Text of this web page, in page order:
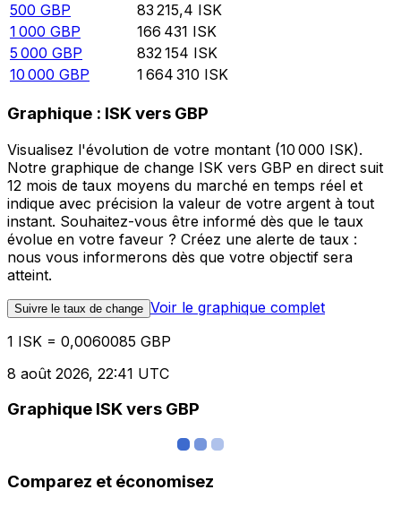
500 GBP 83 215,4 ISK
1 000 GBP 166 431 ISK
5 000 GBP 832 154 ISK
10 000 GBP 1 664 310 ISK
Graphique : ISK vers GBP
Visualisez l'évolution de votre montant (10 000 ISK).
Notre graphique de change ISK vers GBP en direct suit
12 mois de taux moyens du marché en temps réel et
indique avec précision la valeur de votre argent à tout
instant. Souhaitez-vous être informé dès que le taux
évolue en votre faveur ? Créez une alerte de taux :
nous vous informerons dès que votre objectif sera
atteint.
Suivre le taux de change Voir le graphique complet
1 ISK = 0,0060085 GBP
8 août 2026, 22:41 UTC
Graphique ISK vers GBP
Comparez et économisez